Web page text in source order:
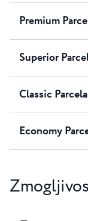
Premium
Superior
Classic Parcela
Economy